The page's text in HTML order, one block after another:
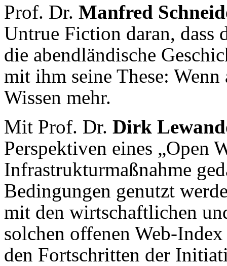
Prof. Dr. Manfred
Untrue Fiction daran, dass
die abendländische
mit ihm seine These:
Wissen mehr.
Mit Prof. Dr. Dirk
Perspektiven eines „Open
Infrastrukturmaßnahme
Bedingungen genutzt
mit den wirtschaftlichen
solchen offenen Web-
den Fortschritten der